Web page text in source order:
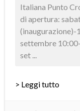
Italiana Punto
di apertura:
(inaugurazione)-
settembre
set ...
> Leggi tutto